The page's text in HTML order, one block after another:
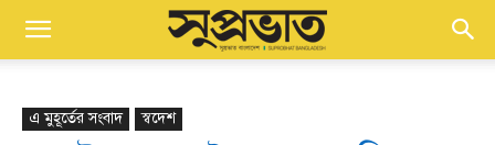
এ মুহূর্তের সংবাদ স্বদেশ